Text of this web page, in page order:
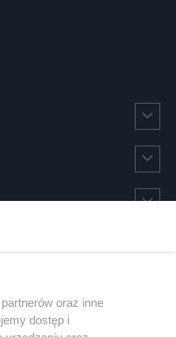
oraz inne
dostęp i